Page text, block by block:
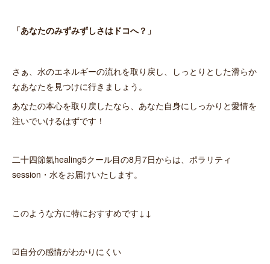
「あなたのみずみずしさはドコへ？」
さぁ、水のエネルギーの流れを取り戻し、しっとりとした滑らか
なあなたを見つけに行きましょう。
あなたの本心を取り戻したなら、あなた自身にしっかりと愛情を
注いでいけるはずです！
二十四節氣healing5クール目の8月7日からは、ポラリティ
session・水をお届けいたします。
このような方に特におすすめです↓↓
☑自分の感情がわかりにくい